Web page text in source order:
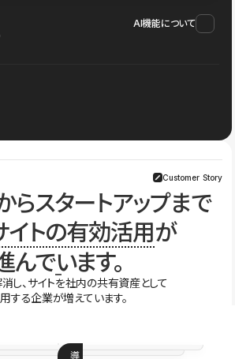
AI機能について
Customer Story
らスタートアップまで
トの有効活用が
んでいます。
し、サイトを社内の共有資産として
する企業が増えています。
導